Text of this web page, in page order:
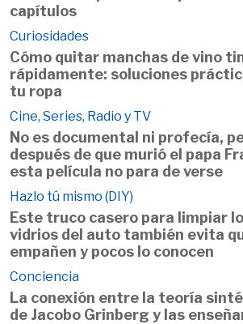
capítulos
Curiosidades
Cómo quitar manchas de vino
rápidamente: soluciones
tu ropa
Cine, Series, Radio y TV
No es documental ni profecía,
después de que murió el papa
esta película no para de verse
Hazlo tú mismo (DIY)
Este truco casero para limpiar
vidrios del auto también evita
empañen y pocos lo conocen
Conciencia
La conexión entre la teoría
de Jacobo Grinberg y las